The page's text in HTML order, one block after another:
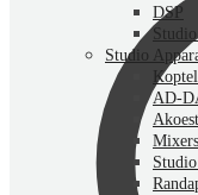
DSP
Studio
AD-
Mixers